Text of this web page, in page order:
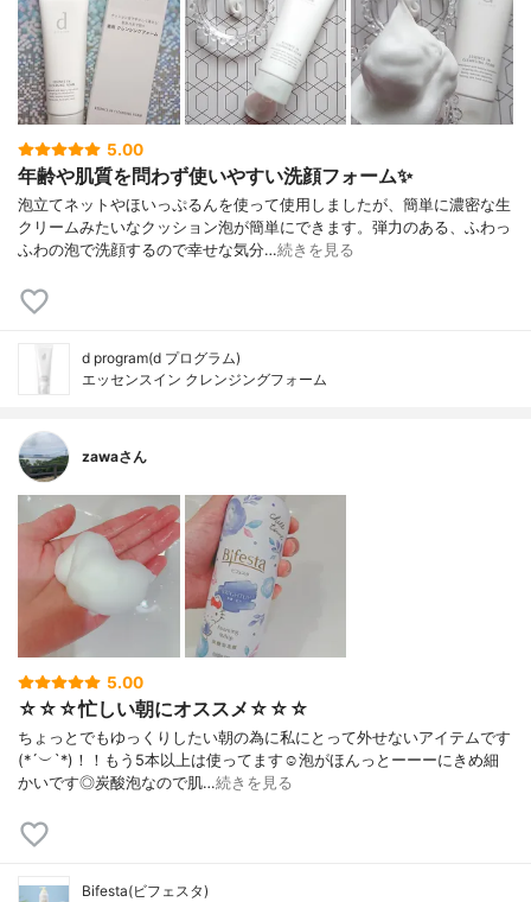
5.00
年齢や肌質を問わず使いやすい洗顔フォーム✨
泡立てネットやほいっぷるんを使って使用しましたが、簡単に濃密な生
クリームみたいなクッション泡が簡単にできます。弾力のある、ふわっ
ふわの泡で洗顔するので幸せな気分…続きを見る
d program(d プログラム)
エッセンスイン クレンジングフォーム
zawaさん
5.00
☆☆☆忙しい朝にオススメ☆☆☆
ちょっとでもゆっくりしたい朝の為に私にとって外せないアイテムです
(*´︶`*)！！もう5本以上は使ってます☺️泡がほんっとーーーにきめ細
かいです◎炭酸泡なので肌…続きを見る
Bifesta(ビフェスタ)